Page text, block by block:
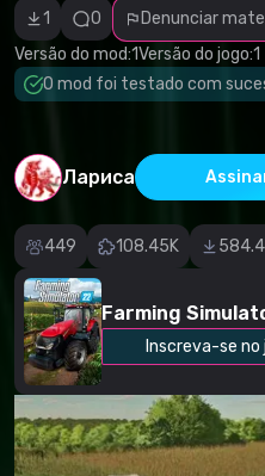
1 0
Denunciar
Versão do mod:1Versão do jogo:1
O mod foi testado com
Лариса
449 108.45K
Farming
Inscreva-se no
incorreta
Software
malicioso/vírus
Conteúdo não
funcional
Descrição